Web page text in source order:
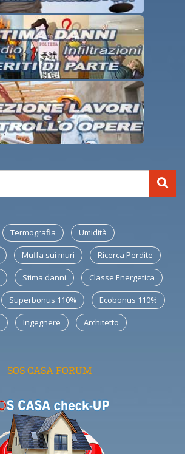
Termografia Umidità
Muffa sui muri Ricerca Perdite
Stima danni Classe Energetica
Superbonus 110% Ecobonus 110%
Ingegnere Architetto
SOS CASA FORUM